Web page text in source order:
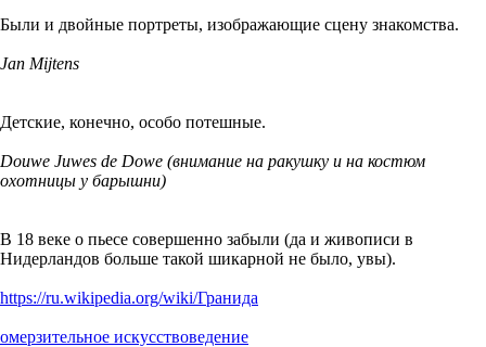
Были и двойные портреты, изображающие сцену знакомства.
Jan Mijtens
Детские, конечно, особо потешные.
Douwe Juwes de Dowe (внимание на ракушку и на костюм
охотницы у барышни)
В 18 веке о пьесе совершенно забыли (да и живописи в
Нидерландов больше такой шикарной не было, увы).
https://ru.wikipedia.org/wiki/Гранида
омерзительное искусствоведение